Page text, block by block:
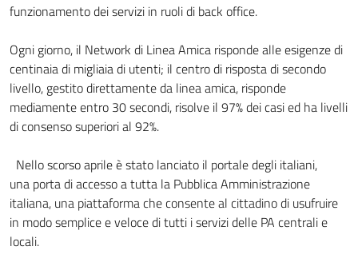
funzionamento dei servizi in ruoli di back office.
Ogni giorno, il Network di Linea Amica risponde alle esigenze di
centinaia di migliaia di utenti; il centro di risposta di secondo
livello, gestito direttamente da linea amica, risponde
mediamente entro 30 secondi, risolve il 97% dei casi ed ha livelli
di consenso superiori al 92%.
Nello scorso aprile è stato lanciato il portale degli italiani,
una porta di accesso a tutta la Pubblica Amministrazione
italiana, una piattaforma che consente al cittadino di usufruire
in modo semplice e veloce di tutti i servizi delle PA centrali e
locali.